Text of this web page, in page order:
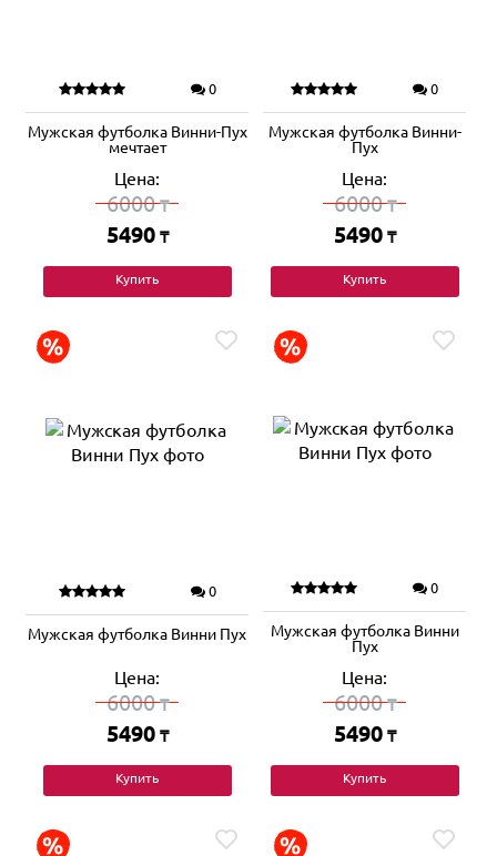
0
Мужская футболка Винни-Пух
мечтает
Цена:
6000₸
5490 ₸
Купить
0
Мужская футболка Винни-
Пух
Цена:
6000₸
5490 ₸
Купить
0
Мужская футболка Винни Пух
Цена:
6000₸
5490 ₸
Купить
0
Мужская футболка Винни
Пух
Цена:
6000₸
5490 ₸
Купить